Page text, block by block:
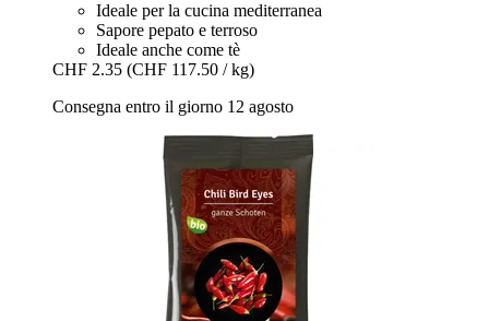
Ideale per la cucina mediterranea
Sapore pepato e terroso
Ideale anche come tè
CHF 2.35 (CHF 117.50 / kg)
Consegna entro il giorno 12 agosto